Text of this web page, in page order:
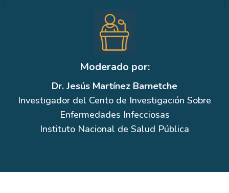
Moderado por:
Dr. Jesús Martínez Barnetche
Investigador del Cento de Investigación Sobre
Enfermedades Infecciosas
Instituto Nacional de Salud Pública